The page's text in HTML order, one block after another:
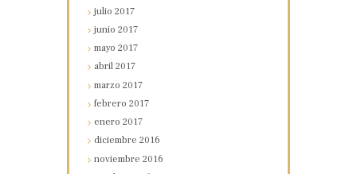
julio2017
junio2017
mayo2017
abril2017
marzo2017
febrero2017
enero2017
diciembre2016
noviembre2016